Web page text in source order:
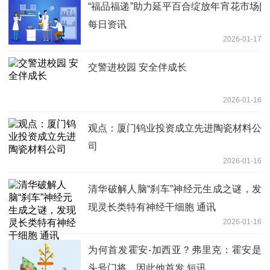
“福品福递”助力延平百合绽放年宵花市场|
每日资讯
2026-01-17
交警进校园 安全伴成长
2026-01-16
观点：厦门钨业投资成立先进陶瓷材料公
司
2026-01-16
清华破解人脑“刹车”神经元生成之谜，发
现灵长类特有神经干细胞 通讯
2026-01-16
为何首发霍安-加西亚？弗里克：霍安是
头号门将，因此他首发 短讯